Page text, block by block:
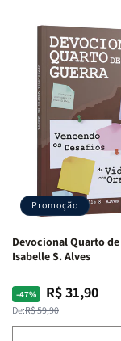
Promoção
Devocional Quarto de
Isabelle S. Alves
-47%
Preço
normal
De:R$ 59,90
Preço
promocional
R$ 31,90